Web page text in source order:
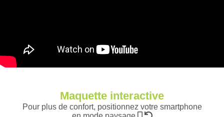
Maquette interactive
Pour plus de confort, positionnez votre smartphone